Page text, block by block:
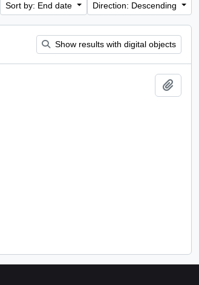
Sort by: End date Direction: Descending
Show results with digital objects